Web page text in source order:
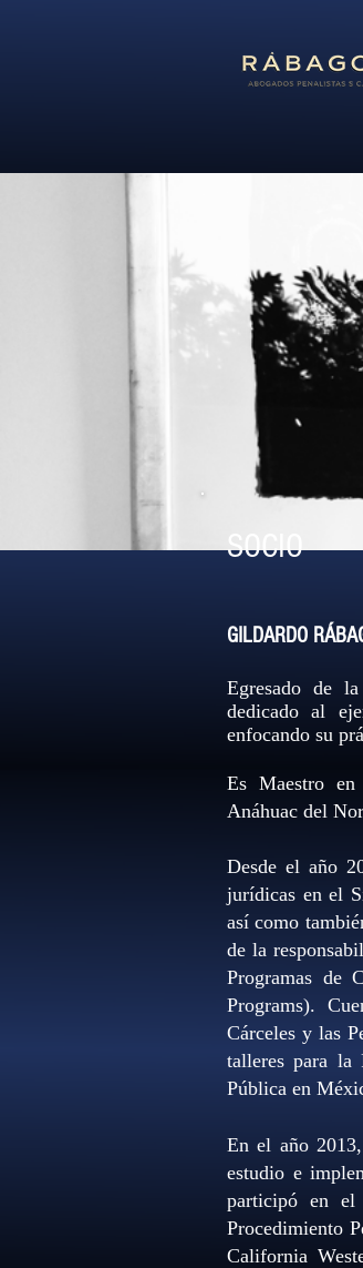
SOCIO
GILDARDO
Egresado de
dedicado al
enfocando su
Es Maestro en
Anáhuac del
Desde el año
jurídicas en el
así como
de la
Programas de
Programs).
Cárceles y las
talleres para la
Pública en
En el año
estudio e
participó en el
Procedimiento
California